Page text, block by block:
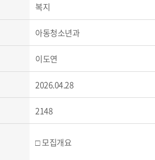
복지
아동청소년과
이도연
2026.04.28
2148
□ 모집개요